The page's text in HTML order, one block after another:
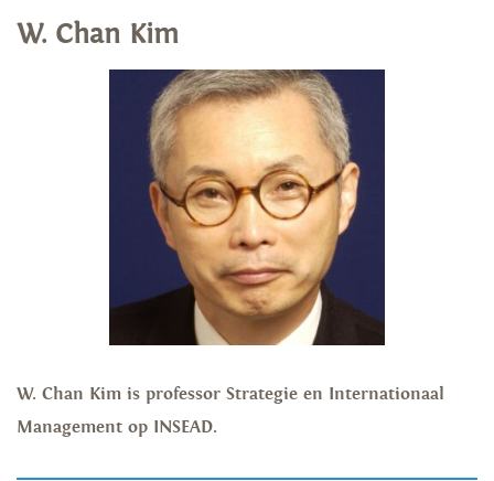
W. Chan Kim
W. Chan Kim is professor Strategie en Internationaal
Management op INSEAD.